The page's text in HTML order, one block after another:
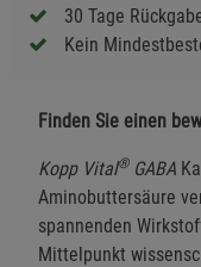
30 Tage
Kein
Finden Sie einen
Kopp Vital®GABA
Aminobuttersäure
spannenden
Mittelpunkt